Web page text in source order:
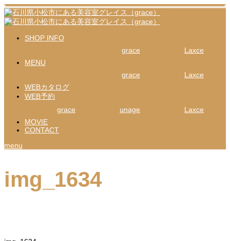
SHOP INFO
grace
Laxce
MENU
grace
Laxce
WEBカタログ
WEB予約
grace
unage
Laxce
MOVIE
CONTACT
menu
img_1634